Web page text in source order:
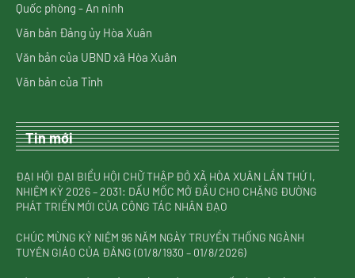
Quốc phòng - An ninh
Văn bản Đảng ủy Hòa Xuân
Văn bản của UBND xã Hòa Xuân
Văn bản của Tỉnh
Tin mới
ĐẠI HỘI ĐẠI BIỂU HỘI CHỮ THẬP ĐỎ XÃ HÒA XUÂN LẦN THỨ I,
NHIỆM KỲ 2026 – 2031: DẤU MỐC MỞ ĐẦU CHO CHẶNG ĐƯỜNG
PHÁT TRIỂN MỚI CỦA CÔNG TÁC NHÂN ĐẠO
CHÚC MỪNG KỶ NIỆM 96 NĂM NGÀY TRUYỀN THỐNG NGÀNH
TUYÊN GIÁO CỦA ĐẢNG (01/8/1930 – 01/8/2026)